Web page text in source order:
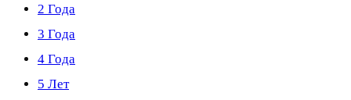
2 Года
3 Года
4 Года
5 Лет